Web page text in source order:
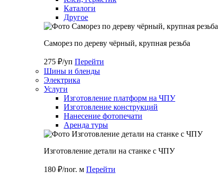
Каталоги
Другое
Саморез по дереву чёрный, крупная резьба
275 ₽/уп Перейти
Шины и бленды
Электрика
Услуги
Изготовление платформ на ЧПУ
Изготовление конструкций
Нанесение фотопечати
Аренда туры
Изготовление детали на станке с ЧПУ
180 ₽/пог. м Перейти